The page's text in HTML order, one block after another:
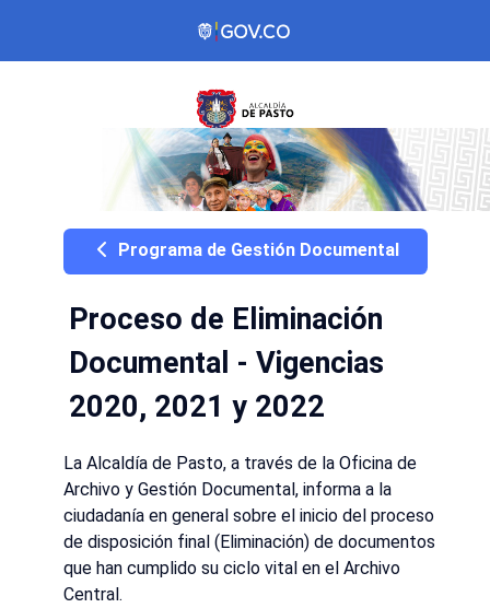
Programa de Gestión Documental
Proceso de Eliminación
Documental - Vigencias
2020, 2021 y 2022
La Alcaldía de Pasto, a través de la Oficina de
Archivo y Gestión Documental, informa a la
ciudadanía en general sobre el inicio del proceso
de disposición final (Eliminación) de documentos
que han cumplido su ciclo vital en el Archivo
Central.